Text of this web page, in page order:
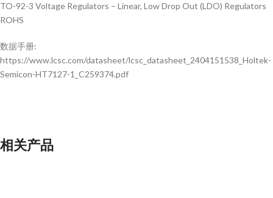
TO-92-3 Voltage Regulators – Linear, Low Drop Out (LDO) Regulators
ROHS
数据手册:
https://www.lcsc.com/datasheet/lcsc_datasheet_2404151538_Holtek-
Semicon-HT7127-1_C259374.pdf
相关产品